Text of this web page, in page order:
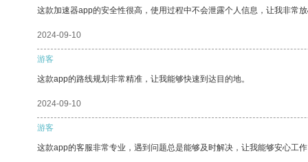
这款加速器app的安全性很高，使用过程中不会泄露个人信息，让我非常
2024-09-10
游客
这款app的路线规划非常精准，让我能够快速到达目的地。
2024-09-10
游客
这款app的客服非常专业，遇到问题总是能够及时解决，让我能够安心工